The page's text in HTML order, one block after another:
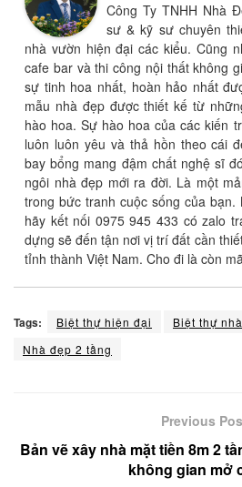
Công Ty TNHH Nhà
sư & kỹ sư chuyên
nhà vườn hiện đại các kiểu. Cũng
cafe bar và thi công nội thất không
sự tinh hoa nhất, hoàn hảo nhất
mẫu nhà đẹp được thiết kế từ
hào hoa. Sự hào hoa của các kiến
luôn luôn yêu và thả hồn theo cái
bay bổng mang đậm chất nghệ sĩ
ngôi nhà đẹp mới ra đời. Là một
trong bức tranh cuộc sống của
hãy kết nối 0975 945 433 có zalo
dựng sẽ đến tận nơi vị trí đất cần
tỉnh thành Việt Nam. Cho đi là còn
Tags: Biệt thự hiện đại Biệt thự
Nhà đẹp 2 tầng
Previous
Bản vẽ xây nhà mặt tiền 8m 2
không gian mở